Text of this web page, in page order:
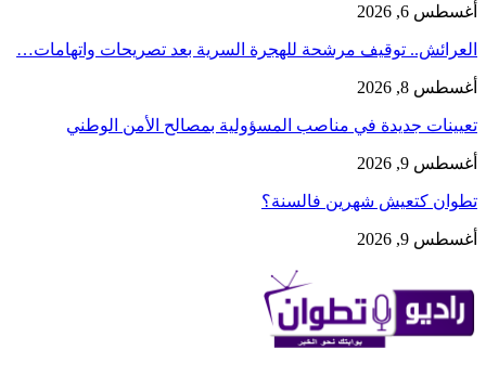
أغسطس 6, 2026
العرائش.. توقيف مرشحة للهجرة السرية بعد تصريحات واتهامات…
أغسطس 8, 2026
تعيينات جديدة في مناصب المسؤولية بمصالح الأمن الوطني
أغسطس 9, 2026
تطوان كتعيش شهرين فالسنة؟
أغسطس 9, 2026